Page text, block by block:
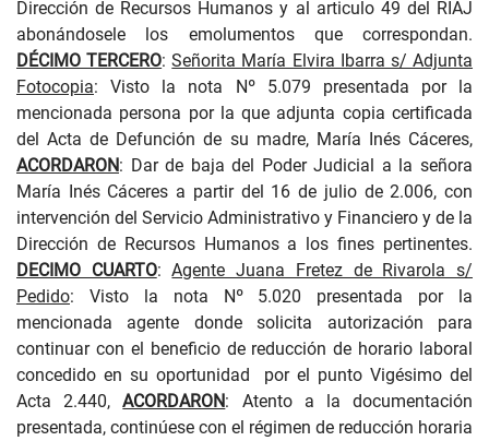
Dirección de Recursos Humanos y al articulo 49 del RIAJ
abonándosele los emolumentos que correspondan.
DÉCIMO TERCERO:Señorita María Elvira Ibarra s/ Adjunta
Fotocopia: Visto la nota Nº 5.079 presentada por la
mencionada persona por la que adjunta copia certificada
del Acta de Defunción de su madre, María Inés Cáceres,
ACORDARON: Dar de baja del Poder Judicial a la señora
María Inés Cáceres a partir del 16 de julio de 2.006, con
intervención del Servicio Administrativo y Financiero y de la
Dirección de Recursos Humanos a los fines pertinentes.
DECIMO CUARTO:Agente Juana Fretez de Rivarola s/
Pedido: Visto la nota Nº 5.020 presentada por la
mencionada agente donde solicita autorización para
continuar con el beneficio de reducción de horario laboral
concedido en su oportunidad
por el punto Vigésimo del
Acta 2.440,ACORDARON: Atento a la documentación
presentada, continúese con el régimen de reducción horaria